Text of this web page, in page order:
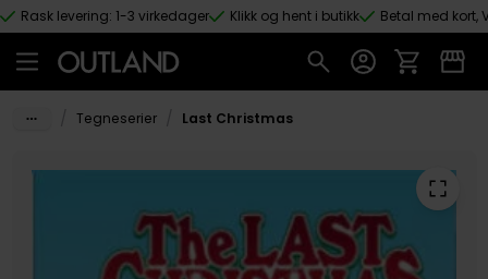
Hopp til hovedinnhold
Rask levering: 1-3 virkedager Klikk og hent i butikk Betal med kort,
Tegneserier Last Christmas